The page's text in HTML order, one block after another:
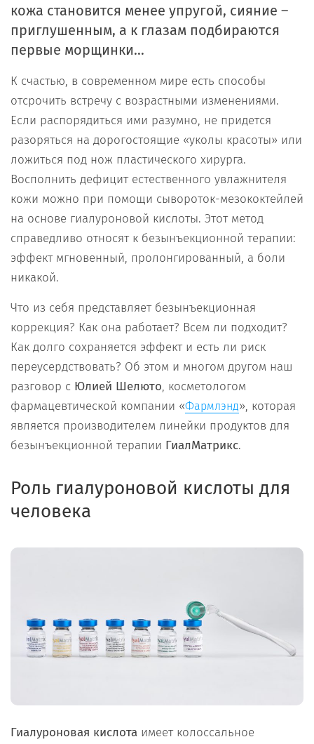
кожа становится менее упругой, сияние –
приглушенным, а к глазам подбираются
первые морщинки…
К счастью, в современном мире есть способы
отсрочить встречу с возрастными изменениями.
Если распорядиться ими разумно, не придется
разоряться на дорогостоящие «уколы красоты» или
ложиться под нож пластического хирурга.
Восполнить дефицит естественного увлажнителя
кожи можно при помощи сывороток-мезококтейлей
на основе гиалуроновой кислоты. Этот метод
справедливо относят к безынъекционной терапии:
эффект мгновенный, пролонгированный, а боли
никакой.
Что из себя представляет безынъекционная
коррекция? Как она работает? Всем ли подходит?
Как долго сохраняется эффект и есть ли риск
переусердствовать? Об этом и многом другом наш
разговор с Юлией Шелюто, косметологом
фармацевтической компании «Фармлэнд», которая
является производителем линейки продуктов для
безынъекционной терапии ГиалМатрикс.
Роль гиалуроновой кислоты для
человека
Гиалуроновая кислота имеет колоссальное